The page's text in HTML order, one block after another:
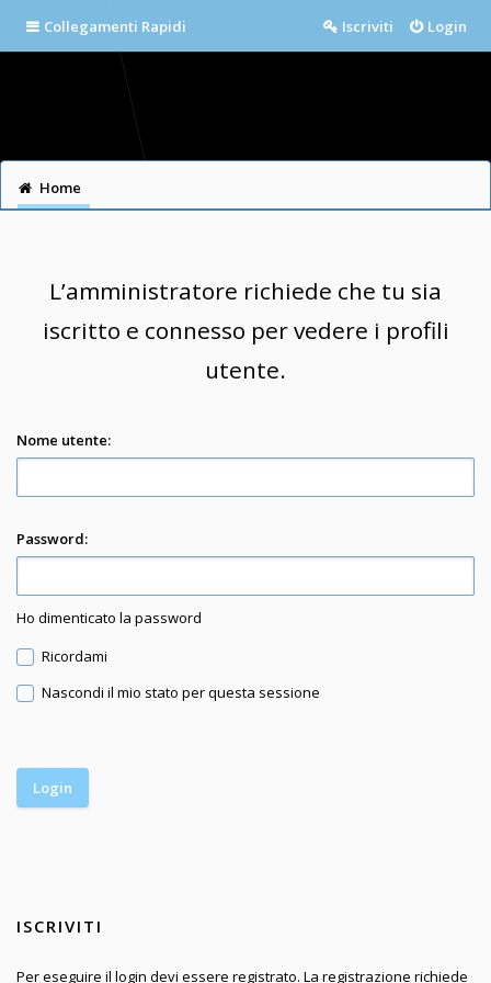
Collegamenti Rapidi Login
Iscriviti
Home
L’amministratore richiede che tu sia
iscritto e connesso per vedere i profili
utente.
Nome utente:
Password:
Ho dimenticato la password
Ricordami
Nascondi il mio stato per questa sessione
ISCRIVITI
Per eseguire il login devi essere registrato. La registrazione richiede